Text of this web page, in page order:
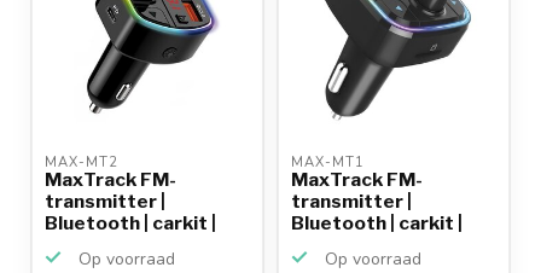
MAX-MT2
MaxTrack FM-
transmitter |
Bluetooth | carkit |
Op voorraad
MAX-MT1
MaxTrack FM-
transmitter |
Bluetooth | carkit |
Op voorraad